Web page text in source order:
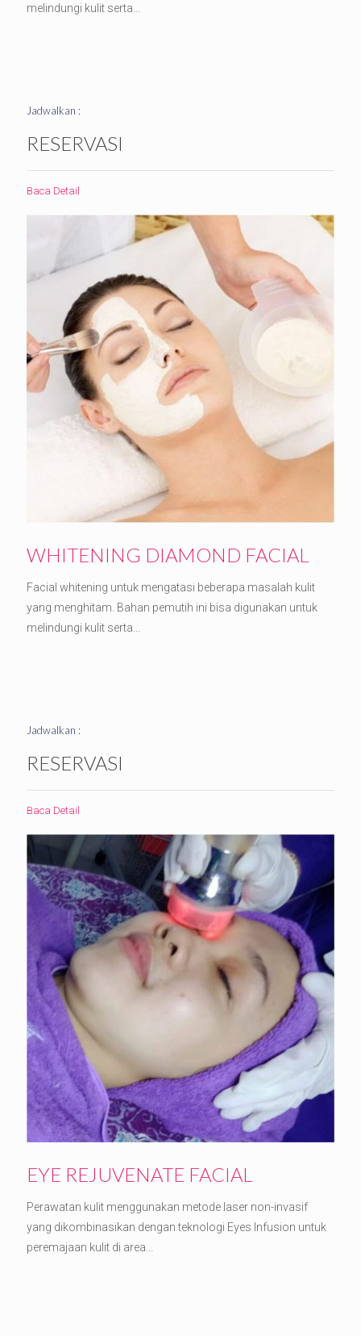
melindungi kulit serta...
Jadwalkan :
RESERVASI
Baca Detail
WHITENING DIAMOND FACIAL
Facial whitening untuk mengatasi beberapa masalah kulit
yang menghitam. Bahan pemutih ini bisa digunakan untuk
melindungi kulit serta...
Jadwalkan :
RESERVASI
Baca Detail
EYE REJUVENATE FACIAL
Perawatan kulit menggunakan metode laser non-invasif
yang dikombinasikan dengan teknologi Eyes Infusion untuk
peremajaan kulit di area...